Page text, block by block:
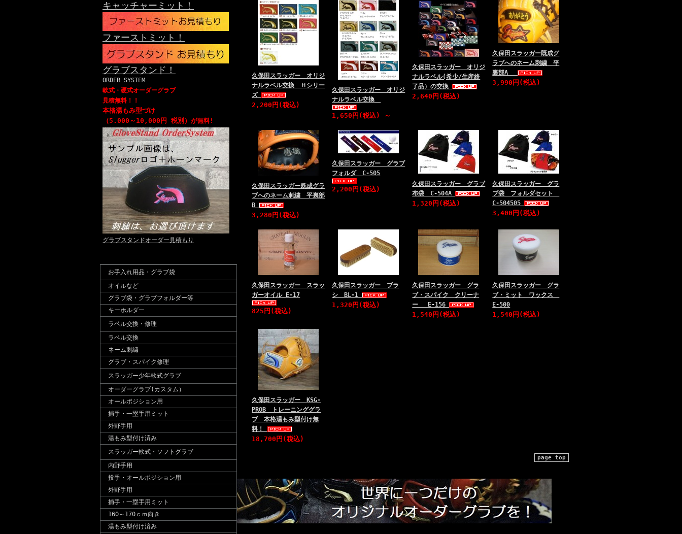
キャッチャーミット！
ファーストミット！
グラブスタンド！
ORDER SYSTEM
軟式・硬式オーダーグラブ
見積無料！！
本格湯もみ型づけ
（5.000～10,000円 税別）が無料!
グラブスタンドオーダー見積もり
お手入れ用品・グラブ袋
オイルなど
グラブ袋・グラブフォルダー等
キーホルダー
ラベル交換・修理
ラベル交換
ネーム刺繍
グラブ・スパイク修理
スラッガー少年軟式グラブ
オーダーグラブ(カスタム）
オールポジション用
捕手・一塁手用ミット
外野手用
湯もみ型付け済み
スラッガー軟式・ソフトグラブ
内野手用
投手・オールポジション用
外野手用
捕手・一塁手用ミット
160～170ｃｍ向き
湯もみ型付け済み
久保田スラッガー オリジ
ナルラベル交換 Ｈシリー
ズ
2,200円(税込)
久保田スラッガー オリジ
ナルラベル交換
1,650円(税込) ～
久保田スラッガー オリジ
ナルラベル(希少/生産終
了品）の交換
2,640円(税込)
久保田スラッガー既成グ
ラブへのネーム刺繍 平
裏部A
3,990円(税込)
久保田スラッガー既成グラ
ブへのネーム刺繍 平裏部
B
3,280円(税込)
久保田スラッガー グラブ
フォルダ C-505
2,200円(税込)
久保田スラッガー グラブ
布袋 C-504A
1,320円(税込)
久保田スラッガー グラ
ブ袋 フォルダセット
C-504505
3,400円(税込)
久保田スラッガー スラッ
ガーオイル E-17
825円(税込)
久保田スラッガー ブラ
シ BL-1
1,320円(税込)
久保田スラッガー グラ
ブ・スパイク クリーナ
ー E-156
1,540円(税込)
久保田スラッガー グラ
ブ・ミット ワックス
E-500
1,540円(税込)
久保田スラッガー KSG-
PROB トレーニンググラ
ブ 本格湯もみ型付け無
料！
18,700円(税込)
page top